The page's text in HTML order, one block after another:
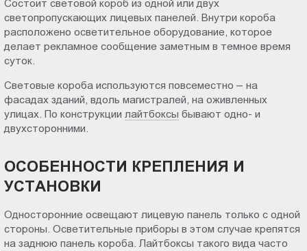
Волжском
Состоит световой короб из одной или двух
светопропускающих лицевых панелей. Внутри короба
расположено осветительное оборудование, которое
делает рекламное сообщение заметным в темное время
суток.
Световые короба используются повсеместно – на
фасадах зданий, вдоль магистралей, на оживленных
улицах. По конструкциилайтбоксы бывают одно- и
двухсторонними.
ОСОБЕННОСТИ КРЕПЛЕНИЯ И
УСТАНОВКИ
Односторонние освещают лицевую панель только с одной
стороны. Осветительные приборы в этом случае крепятся
на заднюю панель короба. Лайтбоксы такого вида часто
9.00-
18.00
Сб.,
выходной